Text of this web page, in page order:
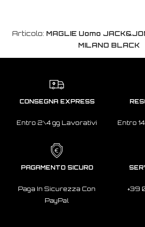
Articolo: MAGLIE Uomo
MILANO BLACK
CONSEGNA EXPRESS
Entro 2\4 gg Lavorativi Entro
PAGAMENTO SICURO
Paga In Sicurezza Con
PayPal
+39